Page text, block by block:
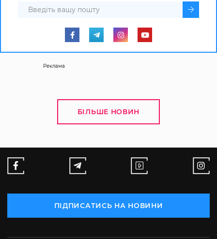
Реклама
БІЛЬШЕ НОВИН
ПІДПИСАТИСЬ НА НОВИНИ